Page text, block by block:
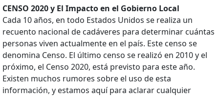
CENSO 2020 y El Impacto en el Gobierno Local
Cada 10 años, en todo Estados Unidos se realiza un
recuento nacional de cadáveres para determinar cuántas
personas viven actualmente en el país. Este censo se
denomina Censo. El último censo se realizó en 2010 y el
próximo, el Censo 2020, está previsto para este año.
Existen muchos rumores sobre el uso de esta
información, y estamos aquí para aclarar cualquier